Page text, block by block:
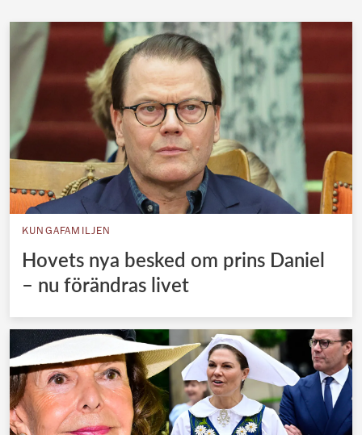
KUNGAFAMILJEN
Hovets nya besked om prins Daniel
– nu förändras livet